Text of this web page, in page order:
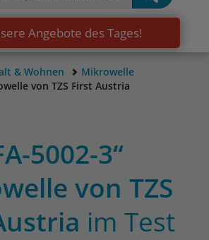
Angebote des Tages!
& Wohnen
Mikrowelle
von TZS First Austria
5002-3“
von TZS
im Test